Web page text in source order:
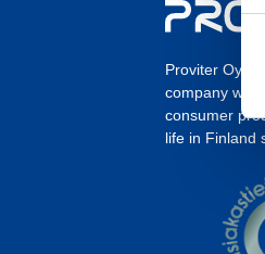
Proviter Oy is
company
consumer
life in Finland